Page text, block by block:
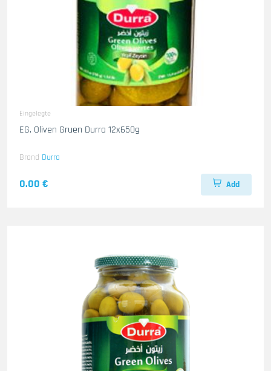
Eingelegte
EG. Oliven Gruen Durra 12x650g
Brand Durra
0.00 € Add